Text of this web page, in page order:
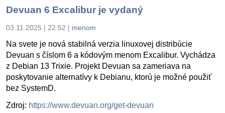
Devuan 6 Excalibur je vydaný
03.11.2025 | 22:52 | menom
Na svete je nová stabilná verzia linuxovej distribúcie
Devuan s číslom 6 a kódovým menom Excalibur. Vychádza
z Debian 13 Trixie. Projekt Devuan sa zameriava na
poskytovanie alternatívy k Debianu, ktorú je možné použiť
bez SystemD.
Zdroj: https://www.devuan.org/get-devuan